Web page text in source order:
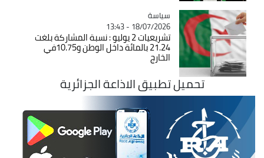
Catégorie
سياسة
18/07/2026 - 13:43
تشريعيات 2 يوليو : نسبة المشاركة بلغت
21.24 بالمائة داخل الوطن و10.75في
الخارج
تحميل تطبيق الاذاعة الجزائرية